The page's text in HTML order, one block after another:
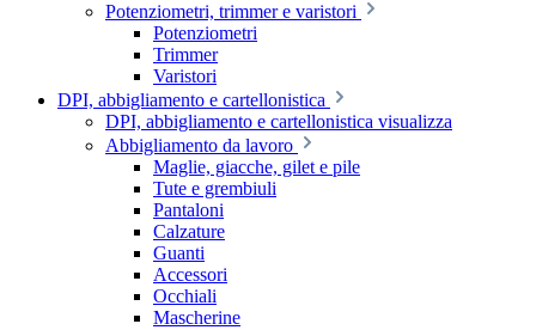
Potenziometri, trimmer e varistori
Potenziometri
Trimmer
Varistori
DPI, abbigliamento e cartellonistica
DPI, abbigliamento e cartellonistica visualizza
Abbigliamento da lavoro
Maglie, giacche, gilet e pile
Tute e grembiuli
Pantaloni
Calzature
Guanti
Accessori
Occhiali
Mascherine